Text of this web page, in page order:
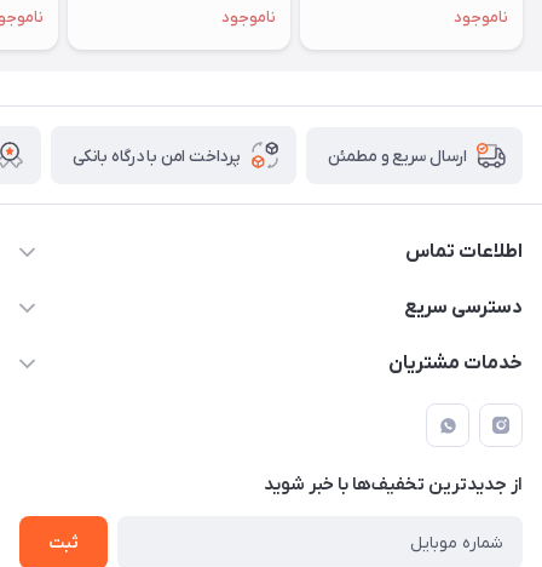
ناموجود ناموجود
ارسال سریع و مطمئن پرداخت امن با درگاه بانکی
اطلاعات تماس
09171843500 و 07152240182
دسترسی سریع
حساب کاربری
لیست محصولات
درباره ما
خدمات مشتریان
راهنما
قوانین و مقررات
حریم خصوصی
از جدید‌ترین تخفیف‌ها با‌ خبر شوید
ثبت